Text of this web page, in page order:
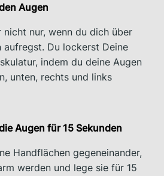
Augen
nicht nur, wenn du dich über
aufregst. Du lockerst Deine
indem du deine Augen
unten, rechts und links
Augen für 15 Sekunden
Handflächen gegeneinander,
werden und lege sie für 15